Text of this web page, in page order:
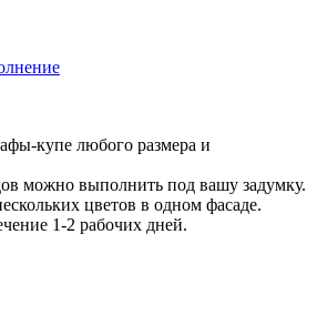
купе любого размера и
можно выполнить под вашу задумку.
цветов в одном фасаде.
1-2 рабочих дней.